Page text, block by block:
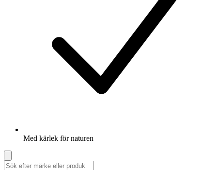
Med kärlek för naturen